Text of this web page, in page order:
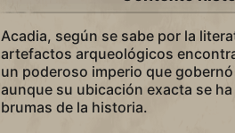
Acadia, según se sabe por la
artefactos arqueológicos
un poderoso imperio que
aunque su ubicación exacta se
brumas de la historia.